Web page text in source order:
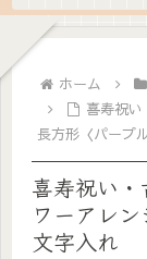
ホーム
喜寿祝
長方形〈パープ
喜寿祝い
ワーアレ
文字入れ